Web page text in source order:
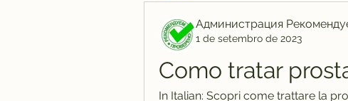
Администрация
1 de setembro de 2023
Como tratar
In Italian: Scopri come trattare la